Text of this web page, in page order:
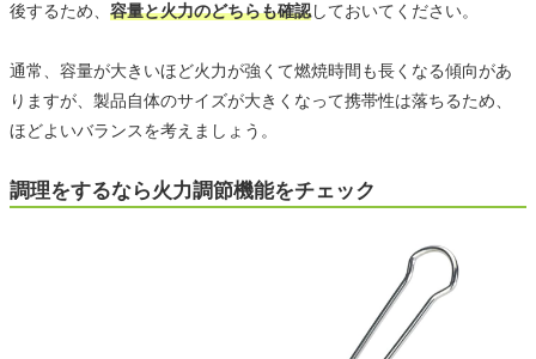
後するため、 容量と火力のどちらも確認しておいてください。
通常、容量が大きいほど火力が強くて燃焼時間も長くなる傾向があ
りますが、製品自体のサイズが大きくなって携帯性は落ちるため、
ほどよいバランスを考えましょう。
調理をするなら火力調節機能をチェック